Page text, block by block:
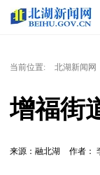
当前位置: 北湖新闻网
增福街
来源：融北湖 作者：